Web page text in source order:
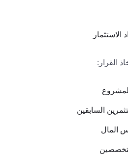
القرار:
السابقين
المال